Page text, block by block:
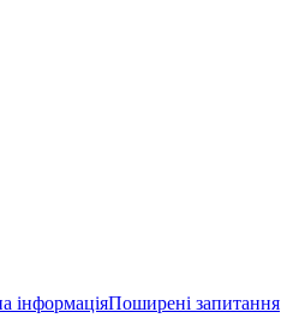
інформаціяПоширені запитання